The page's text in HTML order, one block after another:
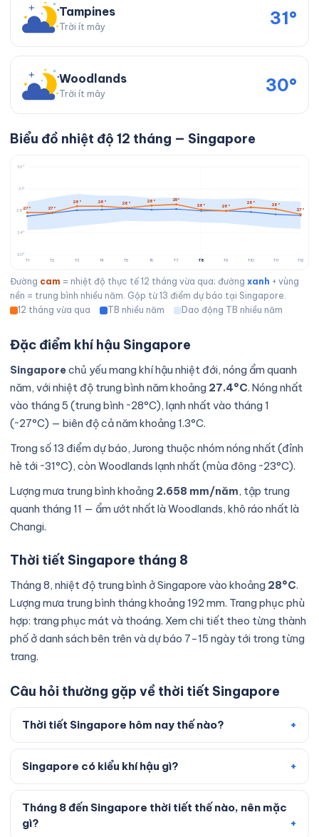
Tampines
Trời ít mây 31°
Woodlands
Trời ít mây 30°
Biểu đồ nhiệt độ 12 tháng — Singapore
20°
24°
28°
31°
35°
27° 27°
28° 28° 28° 28°
29°
28°
28°
28° 28°
27°
T1 T2 T3 T4 T5 T6 T7 T8 T9 T10 T11 T12
Đường cam = nhiệt độ thực tế 12 tháng vừa qua; đường xanh + vùng
nền = trung bình nhiều năm. Gộp từ 13 điểm dự báo tại Singapore.
12 tháng vừa qua
TB nhiều năm Dao động TB nhiều năm
Đặc điểm khí hậu Singapore
Singaporechủ yếu mang khí hậu nhiệt đới, nóng ẩm quanh
năm, với nhiệt độ trung bình năm khoảng 27.4°C. Nóng nhất
vào tháng 5 (trung bình ~28°C), lạnh nhất vào tháng 1
(~27°C) — biên độ cả năm khoảng 1.3°C.
Trong số 13 điểm dự báo, Jurong thuộc nhóm nóng nhất (đỉnh
hè tới ~31°C), còn Woodlands lạnh nhất (mùa đông ~23°C).
Lượng mưa trung bình khoảng 2.658 mm/năm, tập trung
quanh tháng 11 — ẩm ướt nhất là Woodlands, khô ráo nhất là
Changi.
Thời tiết Singapore tháng 8
Tháng 8, nhiệt độ trung bình ở Singapore vào khoảng 28°C.
Lượng mưa trung bình tháng khoảng 192 mm. Trang phục phù
hợp: trang phục mát và thoáng. Xem chi tiết theo từng thành
phố ở danh sách bên trên và dự báo 7–15 ngày tới trong từng
trang.
Câu hỏi thường gặp về thời tiết Singapore
Thời tiết Singapore hôm nay thế nào?
Singapore có kiểu khí hậu gì?
Tháng 8 đến Singapore thời tiết thế nào, nên mặc
gì?